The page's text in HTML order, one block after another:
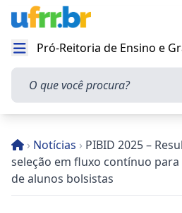
Abrir menu
Pró-Reitoria de Ensino e
O que você procura?
› Notícias › PIBID 2025 –
seleção em fluxo contínuo
de alunos bolsistas